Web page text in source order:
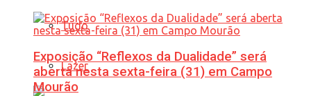
Tudo
Lazer
Exposição “Reflexos da Dualidade” será
aberta nesta sexta-feira (31) em Campo
Mourão